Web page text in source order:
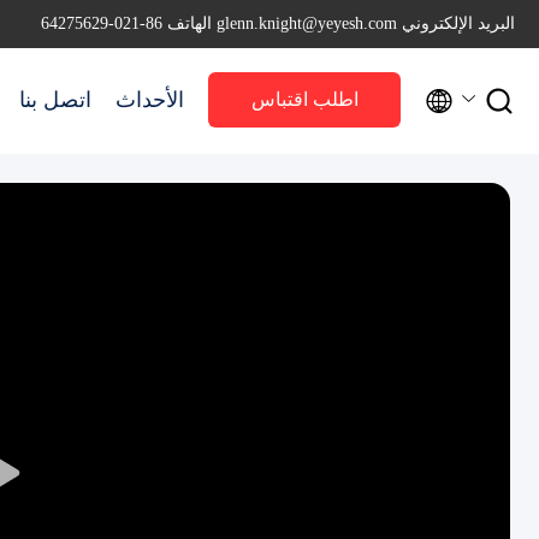
البريد الإلكتروني glenn.knight@yeyesh.com الهاتف 86-021-64275629
اتصل بنا الأحداث اطلب اقتباس  